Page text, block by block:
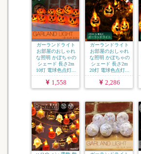
ガーランドライト
お部屋のおしゃれ
な照明 かぼちゃの
シェード 長さ2m
10灯 電球色点灯...
1,558
ガーランドライト
お部屋のおしゃれ
な照明 かぼちゃの
シェード 長さ2m
20灯 電球色点灯...
2,286